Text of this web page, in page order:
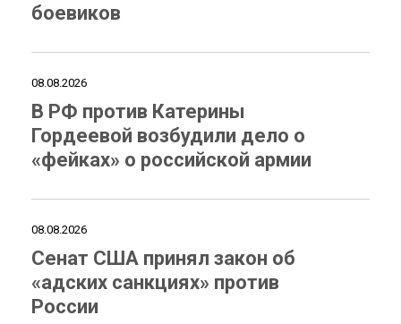
боевиков
08.08.2026
В РФ против Катерины
Гордеевой возбудили дело о
«фейках» о российской армии
08.08.2026
Сенат США принял закон об
«адских санкциях» против
России